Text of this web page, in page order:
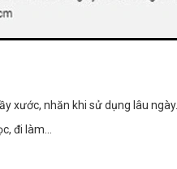
xước, nhăn khi sử dụng lâu ngày.
đi làm...